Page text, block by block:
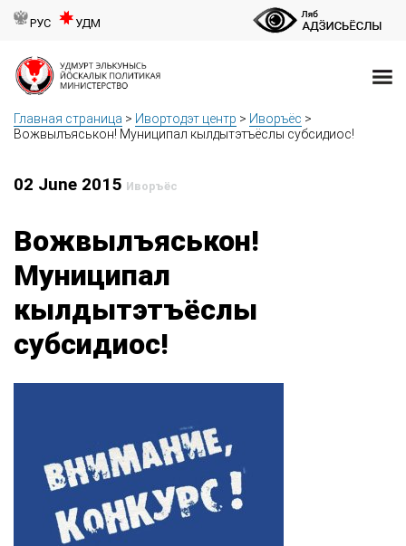
РУС УДМ
Главная страница > Ивортодэт центр > Иворъёс >
Вожвылъяськон! Муниципал кылдытэтъёслы субсидиос!
02 June 2015 Иворъёс
Вожвылъяськон!
Муниципал
кылдытэтъёслы
субсидиос!